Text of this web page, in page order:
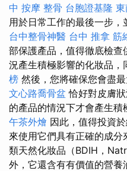
中 按摩 整骨 台胞證基隆
用於日常工作的最後一步，
台中整骨神醫 台中 推拿 筋
部保護產品，值得徹底檢
況產生積極影響的化妝品，
榜 然後，您將確保您會盡
文心路喬骨盆 恰好對皮膚
的產品的情況下才會產生積
午茶外燴 因此，值得投資
來使用它們具有正確的成
類天然化妝品（BDIH，
外，它還含有有價值的營